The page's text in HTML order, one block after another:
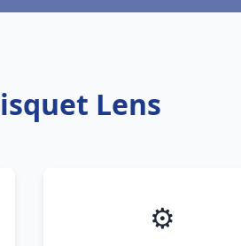
Lens
⚙️